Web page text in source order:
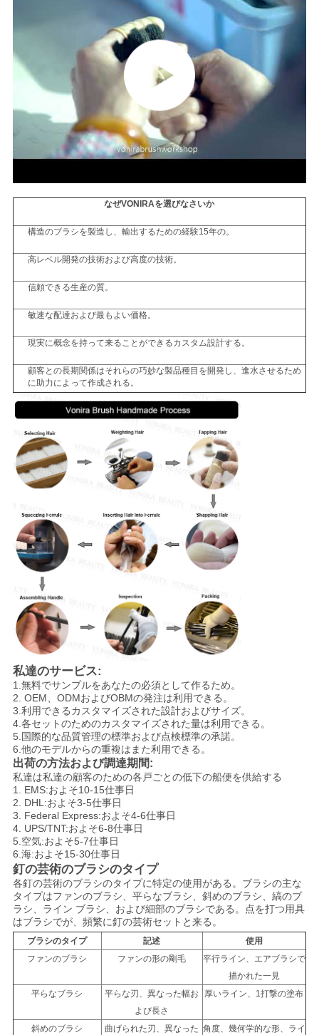
なぜVONIRAを選びなさいか
構造のブラシを製造し、輸出するための経験15年の。
高レベル開発の技術および高度の技術。
信頼できる生産の質。
敏速な配達および最もよい価格。
現実に概念を持って来ることができるカスタム設計する。
顧客との長期関係はそれらの巧妙な製品種目を開発し、進水させるため
に助力によって作成される。
私達のサービス:
1.無料でサンプルをあなたの必須として作るため。
2. OEM、ODMおよびOBMの発注は利用できる。
3.利用できるカスタマイズされた設計およびサイズ。
4.各セットのためのカスタマイズされた量は利用できる。
5.国際的な品質管理の標準および点検標準の承諾。
6.他のモデルからの重複はまた利用できる。
出荷の方法および調達期間:
私達は私達の顧客のための各戸ごとの低下の船便を供給する
1. EMS:およそ10-15仕事日
2. DHL:およそ3-5仕事日
3. Federal Express:およそ4-6仕事日
4. UPS/TNT:およそ6-8仕事日
5.空気:およそ5-7仕事日
6.海:およそ15-30仕事日
釘の芸術のブラシのタイプ
各釘の芸術のブラシのタイプに特定の使用がある。ブラシの主な
タイプはファンのブラシ、平らなブラシ、斜めのブラシ、縞のブ
ラシ、ライン ブラシ、および細部のブラシである。点を打つ用具
はブラシでが、頻繁に釘の芸術セットと来る。
ブラシのタイプ 記述
使用
ファンのブラシ
ファンの形の剛毛
平行ライン、エアブラシで
描かれた一見
平らなブラシ
平らな刃、異なった幅お
よび長さ
厚いライン、1打撃の塗布
斜めのブラシ
曲げられた刃、異なった 角度、幾何学的な形、ライ